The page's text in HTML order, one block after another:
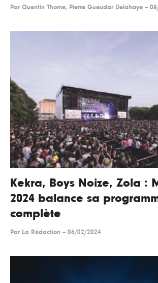
Par Quentin Thome, Pierre Gueudar Delahaye --
Kekra, Boys Noize, Zola :
2024 balance sa
complète
Par La Rédaction -- 06/02/2024